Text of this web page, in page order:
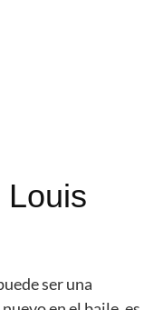
Louis
ser una